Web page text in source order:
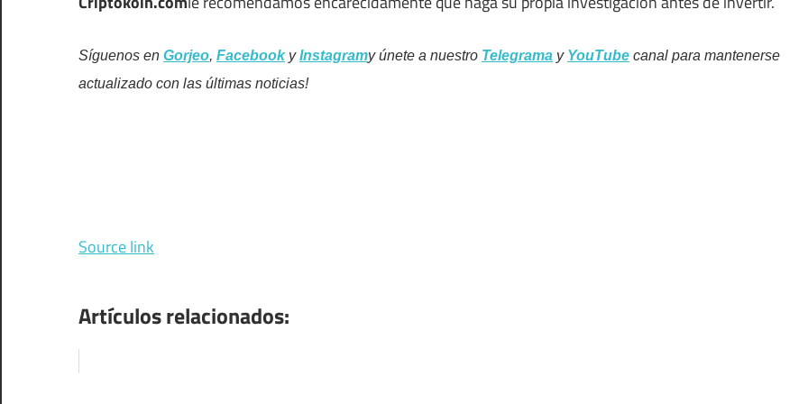
Síguenos en Gorjeo, Facebook yInstagramy únete a nuestro Telegrama y YouTube canal para mantenerse
actualizado con las últimas noticias!
Source link
Artículos relacionados: